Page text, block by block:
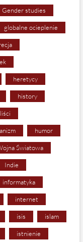
Gender studies
globalne ocieplenie
heretycy
history
humor
Światowa
Indie
informatyka
internet
isis islam
istnienie